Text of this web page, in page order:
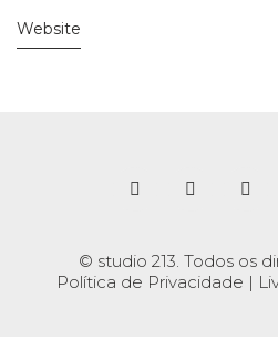
Website
© studio 213. Todos os
Política de Privacidade |